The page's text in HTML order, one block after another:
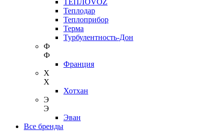
ТЕПЛОVOZ
Теплодар
Теплоприбор
Терма
Турбулентность-Дон
Ф
Ф
Франция
Х
Х
Хотхан
Э
Э
Эван
Все бренды